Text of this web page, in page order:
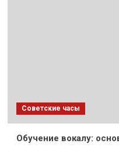
Советские часы
Обучение вокалу: